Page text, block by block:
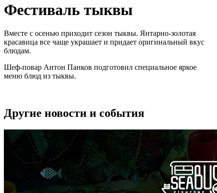
Фестиваль тыквы
Вместе с осенью приходит сезон тыквы. Янтарно-золотая
красавица все чаще украшает и придает оригинальный вкус
блюдам.
Шеф-повар Антон Панков подготовил специальное яркое
меню блюд из тыквы.
Другие новости и события